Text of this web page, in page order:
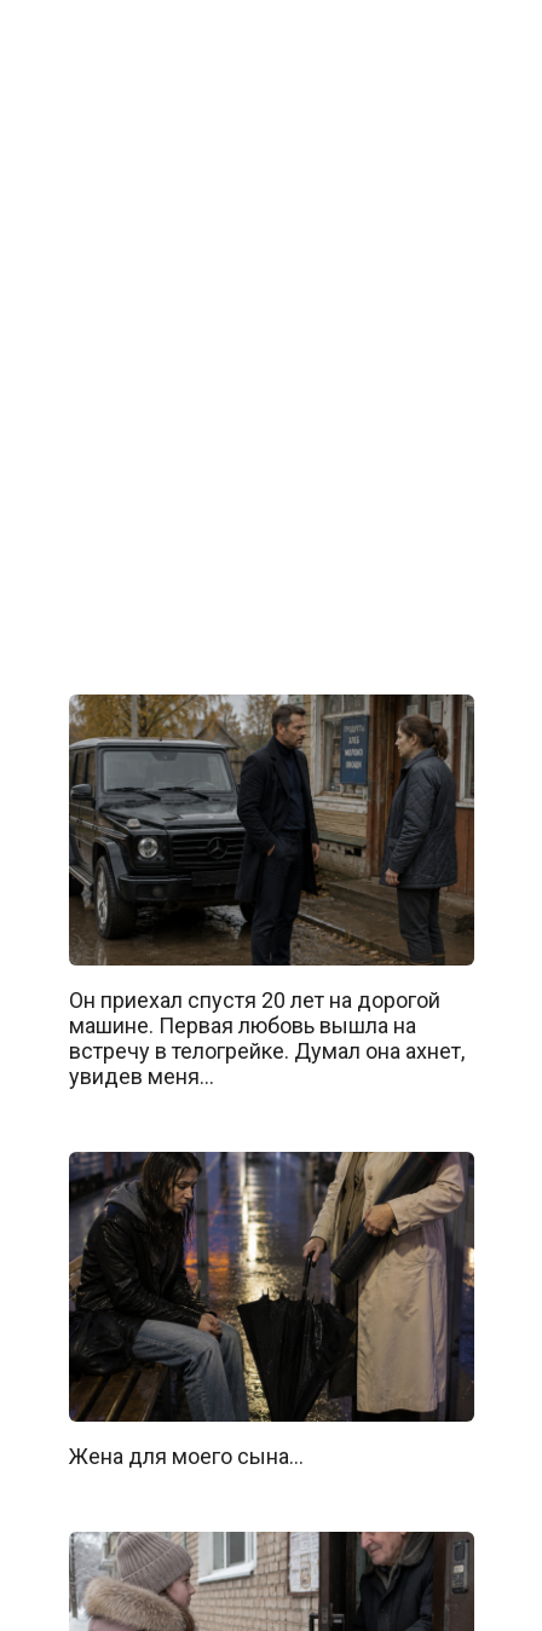
Он приехал спустя 20 лет на дорогой
машине. Первая любовь вышла на
встречу в телогрейке. Думал она ахнет,
увидев меня…
Жена для моего сына…